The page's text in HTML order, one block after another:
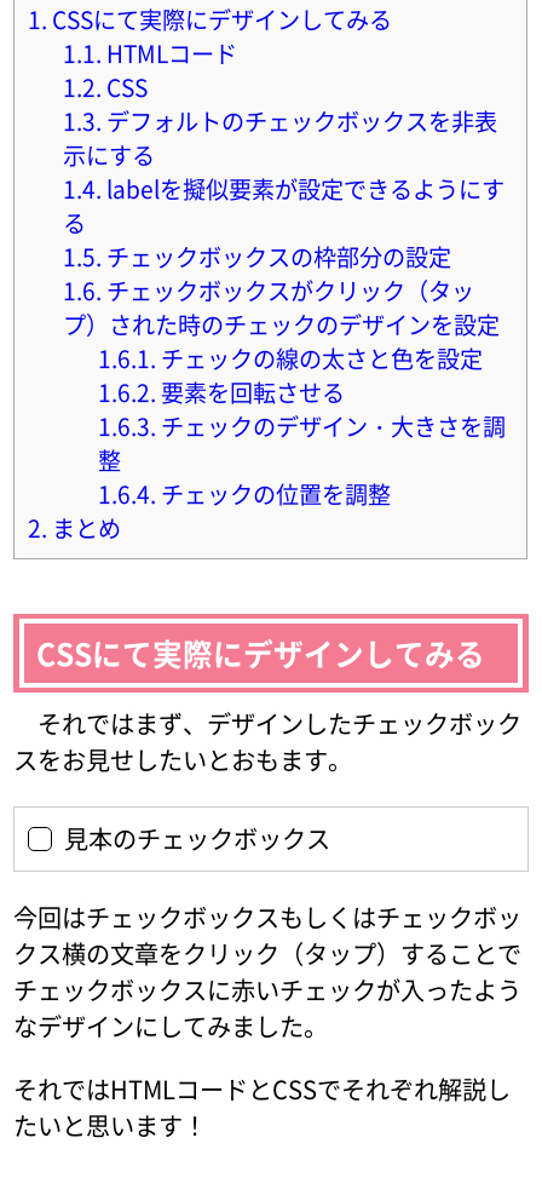
1. CSSにて実際にデザインしてみる
1.1. HTMLコード
1.2. CSS
1.3. デフォルトのチェックボックスを非表
示にする
1.4. labelを擬似要素が設定できるようにす
る
1.5. チェックボックスの枠部分の設定
1.6. チェックボックスがクリック（タッ
プ）された時のチェックのデザインを設定
1.6.1. チェックの線の太さと色を設定
1.6.2. 要素を回転させる
1.6.3. チェックのデザイン・大きさを調
整
1.6.4. チェックの位置を調整
2. まとめ
CSSにて実際にデザインしてみる
それではまず、デザインしたチェックボック
スをお見せしたいとおもます。
見本のチェックボックス
今回はチェックボックスもしくはチェックボッ
クス横の文章をクリック（タップ）することで
チェックボックスに赤いチェックが入ったよう
なデザインにしてみました。
それではHTMLコードとCSSでそれぞれ解説し
たいと思います！